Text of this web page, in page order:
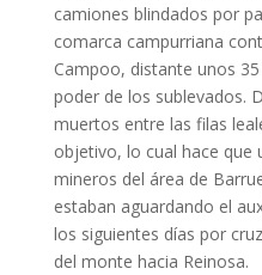
camiones blindados por
comarca campurriana
Campoo, distante unos
poder de los sublevados.
muertos entre las filas
objetivo, lo cual hace que
mineros del área de
estaban aguardando el
los siguientes días por
del monte hacia Reinosa.